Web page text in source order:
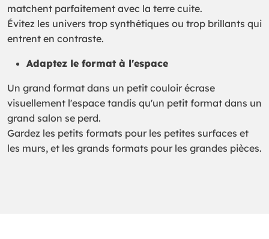
matchent parfaitement avec la terre cuite.
Évitez les univers trop synthétiques ou trop brillants qui
entrent en contraste.
Adaptez le format à l'espace
Un grand format dans un petit couloir écrase
visuellement l'espace tandis qu'un petit format dans un
grand salon se perd.
Gardez les petits formats pour les petites surfaces et
les murs, et les grands formats pour les grandes pièces.